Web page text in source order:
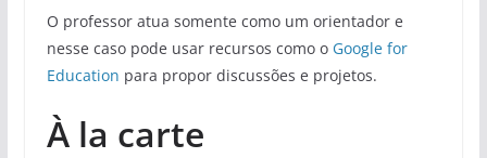
O professor atua somente como um orientador e
nesse caso pode usar recursos como o Google for
Education para propor discussões e projetos.
À la carte